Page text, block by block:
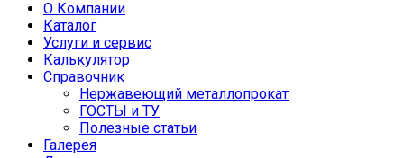
О Компании
Каталог
Услуги и сервис
Калькулятор
Справочник
Нержавеющий металлопрокат
ГОСТЫ и ТУ
Полезные статьи
Галерея